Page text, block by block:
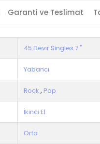
Garanti ve Teslimat
45 Devir Singles 7 "
Yabancı
Rock , Pop
İkinci El
Orta